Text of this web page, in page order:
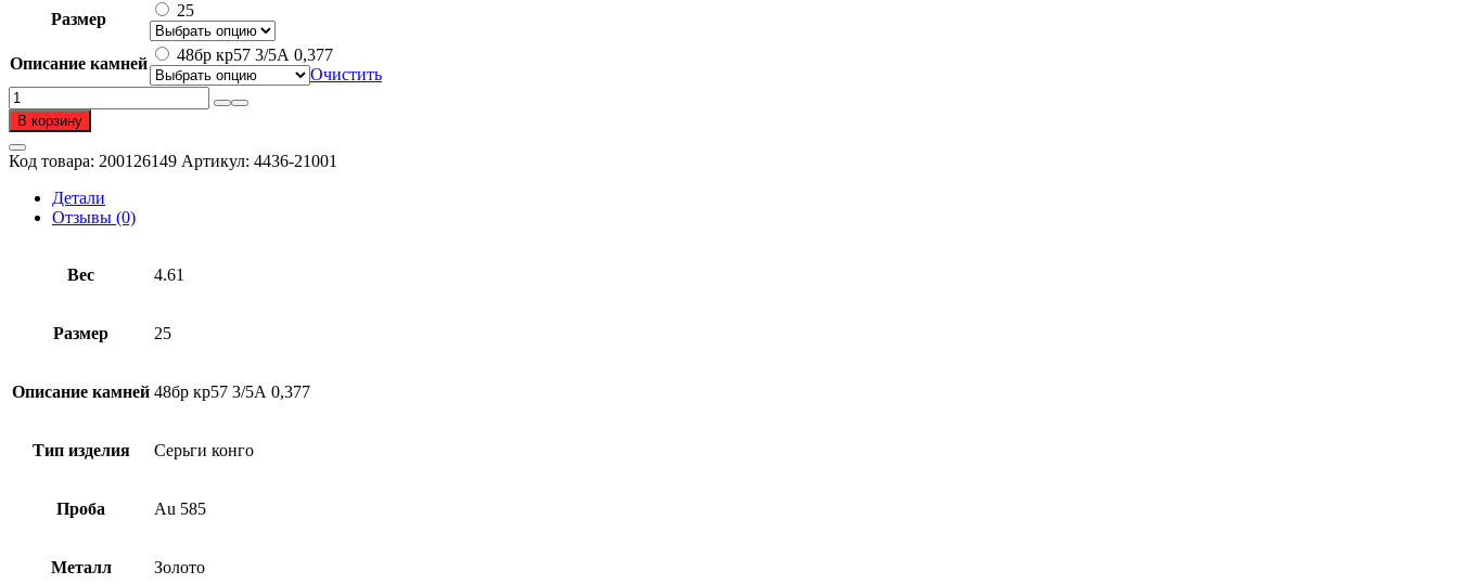
Размер 25
Описание камней
48бр кр57 3/5А 0,377
Очистить
Количество
товара
Серьги
конго
из
золота
пробы
бриллиантом
В корзину
Код товара: 200126149 Артикул: 4436-21001
Детали
Отзывы (0)
Вес 4.61
Размер 25
Описание камней 48бр кр57 3/5А 0,377
Тип изделия Серьги конго
Проба Au 585
Металл Золото